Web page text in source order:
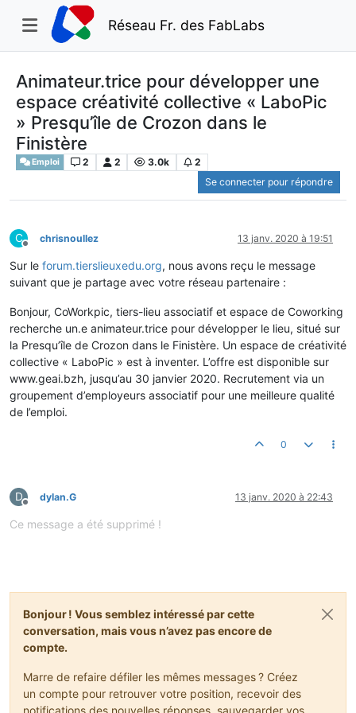
Réseau Fr. des FabLabs
Animateur.trice pour développer une
espace créativité collective « LaboPic
» Presqu’île de Crozon dans le
Finistère
Emploi 2 2 3.0k
2
Se connecter pour répondre
C
Hors-ligne
chrisnoullez 13 janv. 2020 à 19:51
Sur le forum.tierslieuxedu.org, nous avons reçu le message
suivant que je partage avec votre réseau partenaire :
Bonjour, CoWorkpic, tiers-lieu associatif et espace de Coworking
recherche un.e animateur.trice pour développer le lieu, situé sur
la Presqu’île de Crozon dans le Finistère. Un espace de créativité
collective « LaboPic » est à inventer. L’offre est disponible sur
www.geai.bzh, jusqu’au 30 janvier 2020. Recrutement via un
groupement d’employeurs associatif pour une meilleure qualité
de l’emploi.
0
D
Hors-ligne
dylan.G 13 janv. 2020 à 22:43
Ce message a été supprimé !
Bonjour ! Vous semblez intéressé par cette
conversation, mais vous n’avez pas encore de
compte.
Marre de refaire défiler les mêmes messages ? Créez
un compte pour retrouver votre position, recevoir des